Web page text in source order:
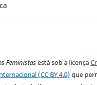
Feministasestá sob a licença
(CC BY 4.0) que